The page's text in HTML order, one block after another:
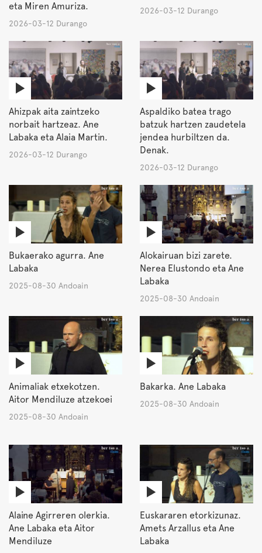
eta Miren Amuriza.
2026-03-12 Durango
2026-03-12 Durango
Ahizpak aita zaintzeko
norbait hartzeaz. Ane
Labaka eta Alaia Martin.
2026-03-12 Durango
Aspaldiko batea trago
batzuk hartzen zaudetela
jendea hurbiltzen da.
Denak.
2026-03-12 Durango
Bukaerako agurra. Ane
Labaka
2025-08-30 Andoain
Alokairuan bizi zarete.
Nerea Elustondo eta Ane
Labaka
2025-08-30 Andoain
Animaliak etxekotzen.
Aitor Mendiluze atzekoei
2025-08-30 Andoain
Bakarka. Ane Labaka
2025-08-30 Andoain
Alaine Agirreren olerkia.
Ane Labaka eta Aitor
Mendiluze
Euskararen etorkizunaz.
Amets Arzallus eta Ane
Labaka